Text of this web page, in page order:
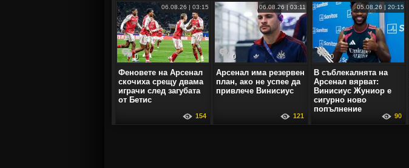
0
06.08.26 | 03:15
Феновете на Арсенал
скочиха срещу двама
играчи след загубата
от Бетис
154
0
06.08.26 | 03:11
Арсенал има резервен
план, ако не успее да
привлече Винисиус
121
0
05.08.26 | 20:15
В съблекалнята на
Арсенал вярват:
Винисиус Жуниор е
сигурно ново
попълнение
90